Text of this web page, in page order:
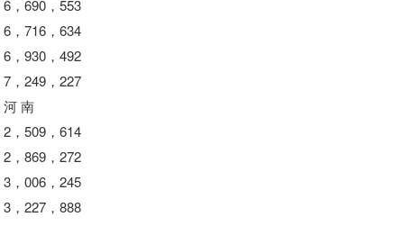
6，690，553
6，716，634
6，930，492
7，249，227
河 南
2，509，614
2，869，272
3，006，245
3，227，888